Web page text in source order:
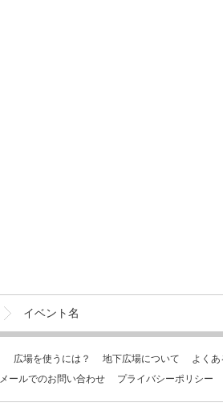
イベント名
広場を使うには？ 地下広場について
よく
メールでのお問い合わせ プライバシーポリシー